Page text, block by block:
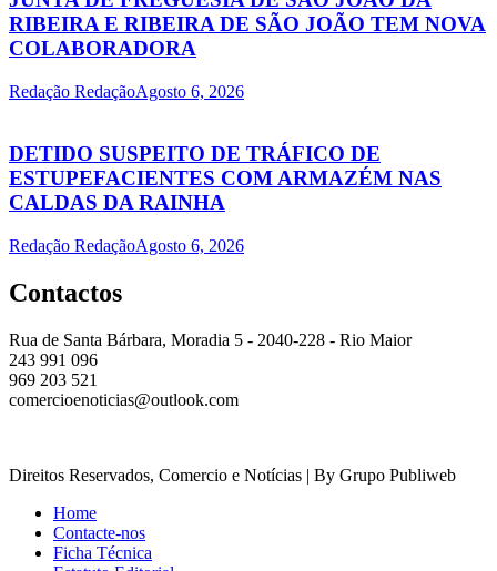
RIBEIRA E RIBEIRA DE SÃO JOÃO TEM NOVA
COLABORADORA
Redação RedaçãoAgosto 6, 2026
DETIDO SUSPEITO DE TRÁFICO DE
ESTUPEFACIENTES COM ARMAZÉM NAS
CALDAS DA RAINHA
Redação RedaçãoAgosto 6, 2026
Contactos
Rua de Santa Bárbara, Moradia 5 - 2040-228 - Rio Maior
243 991 096
969 203 521
comercioenoticias@outlook.com
Direitos Reservados, Comercio e Notícias | By Grupo Publiweb
Home
Contacte-nos
Ficha Técnica